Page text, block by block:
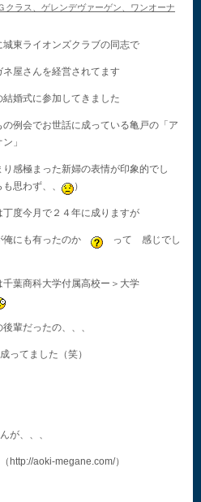
クラス、ゲレンデヴァーゲン、ワンオーナ
城東ライオンズクラブの同志で
ネ屋さんを経営されてます
結婚式に参加してきました
の例会でお世話に成っている亀戸の「ア
」
感極まった新婦の表情が印象的でし
思わず、、
）
丁度今月で２４年に成りますが
俺にも有ったのか
って 感じでし
千葉商科大学付属高校ー＞大学
輩だったの、、、
てました（笑）
、、、
http://aoki-megane.com/）